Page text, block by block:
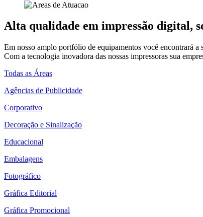
Alta qualidade em impressão digital,
Em nosso amplo portfólio de equipamentos você encontrará a
Com a tecnologia inovadora das nossas impressoras sua
Todas as Áreas
Agências de Publicidade
Corporativo
Decoração e Sinalização
Educacional
Embalagens
Fotográfico
Gráfica Editorial
Gráfica Promocional